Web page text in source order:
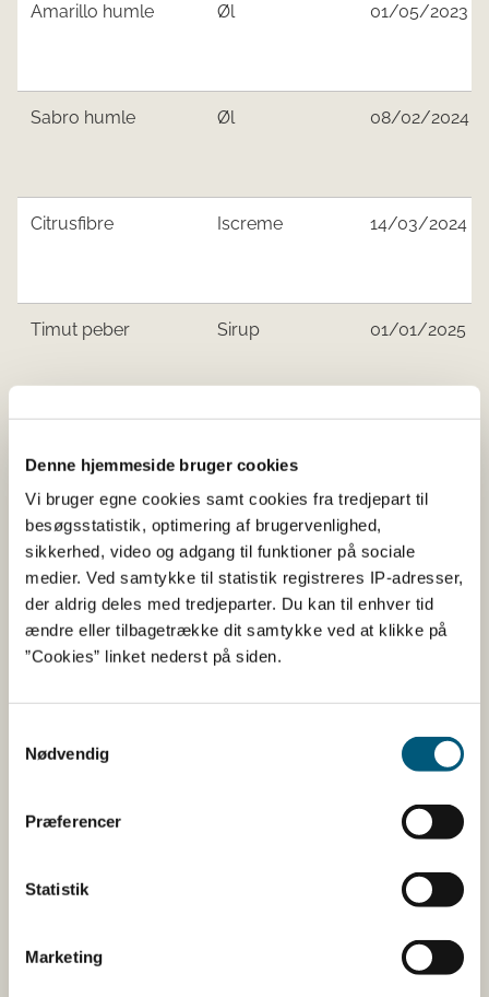
Denne hjemmeside bruger cookies
Vi bruger egne cookies samt cookies fra tredjepart til
besøgsstatistik, optimering af brugervenlighed,
sikkerhed, video og adgang til funktioner på sociale
medier. Ved samtykke til statistik registreres IP-adresser,
der aldrig deles med tredjeparter. Du kan til enhver tid
ændre eller tilbagetrække dit samtykke ved at klikke på
”Cookies” linket nederst på siden.
Nødvendig
Præferencer
Statistik
Marketing
Amarillo humle Øl 01/05/2023
Sabro humle Øl 08/02/2024
Citrusfibre Iscreme 14/03/2024
Timut peber Sirup 01/01/2025
Madagaskar
peberkorn
Vinaigrette 01/07/2025
Citra humle Øl
Citra humle 14/01/2026
Slåen 13/01/2026
09/01/2026